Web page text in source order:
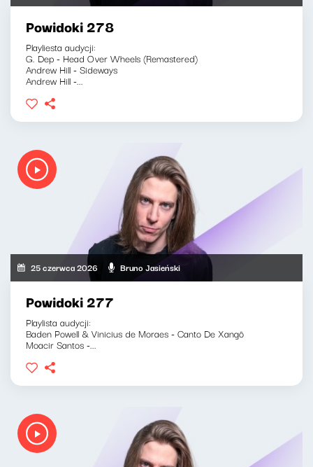
Powidoki 278
Playliesta audycji:
G. Dep - Head Over Wheels (Remastered)
Andrew Hill - Sideways
Andrew Hill -...
25 czerwca 2026 Bruno Jasieński
Powidoki 277
Playlista audycji:
Baden Powell & Vinicius de Moraes - Canto De Xangô
Moacir Santos -...